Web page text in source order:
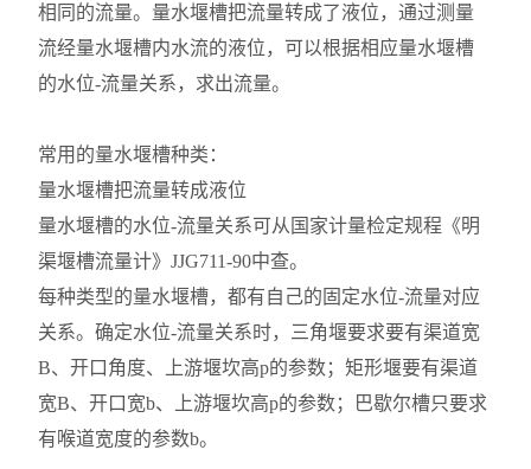
相同的流量。量水堰槽把流量转成了液位，通过测量
流经量水堰槽内水流的液位，可以根据相应量水堰槽
的水位-流量关系，求出流量。
常用的量水堰槽种类：
量水堰槽把流量转成液位
量水堰槽的水位-流量关系可从国家计量检定规程《明
渠堰槽流量计》JJG711-90中查。
每种类型的量水堰槽，都有自己的固定水位-流量对应
关系。确定水位-流量关系时，三角堰要求要有渠道宽
B、开口角度、上游堰坎高p的参数；矩形堰要有渠道
宽B、开口宽b、上游堰坎高p的参数；巴歇尔槽只要求
有喉道宽度的参数b。